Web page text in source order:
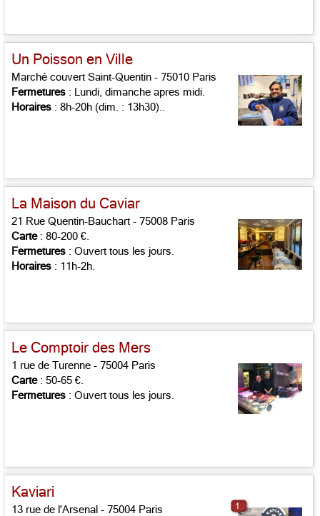
Un Poisson en Ville
Marché couvert Saint-Quentin - 75010 Paris
Fermetures : Lundi, dimanche apres midi.
Horaires : 8h-20h (dim. : 13h30)..
La Maison du Caviar
21 Rue Quentin-Bauchart - 75008 Paris
Carte: 80-200 €.
Fermetures : Ouvert tous les jours.
Horaires : 11h-2h.
Le Comptoir des Mers
1 rue de Turenne - 75004 Paris
Carte: 50-65 €.
Fermetures : Ouvert tous les jours.
Kaviari
13 rue de l'Arsenal - 75004 Paris
1